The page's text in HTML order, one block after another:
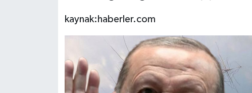
kaynak:haberler.com